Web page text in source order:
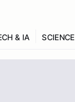
& IA SCIENCE